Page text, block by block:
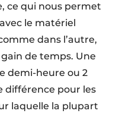
ce qui nous permet
le matériel
dans l’autre,
de temps. Une
demi-heure ou 2
différence pour les
laquelle la plupart